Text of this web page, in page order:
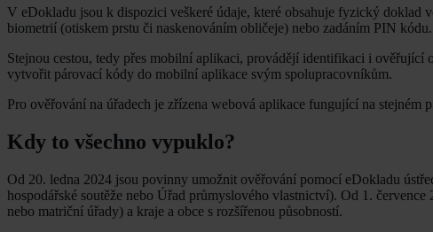
V eDokladu jsou k dispozici veškeré údaje, které obsahuje fyzický doklad
biometrií (otiskem prstu či naskenováním obličeje) nebo zadáním PIN kódu.
Stejnou cestou, tedy přes mobilní aplikaci, provádějí identifikaci i ověřující
vytvořit párovací kódy do mobilní aplikace svým spolupracovníkům.
Pro ověřování na úřadech je zřízena webová aplikace fungující na
Kdy to všechno vypuklo?
Od 20. ledna 2024 jsou povinny umožnit ověřování pomocí eDokladu
hospodářské soutěže nebo Úřad průmyslového vlastnictví). Od 1.
nebo matriční úřady) a kraje a obce s rozšířenou působností.